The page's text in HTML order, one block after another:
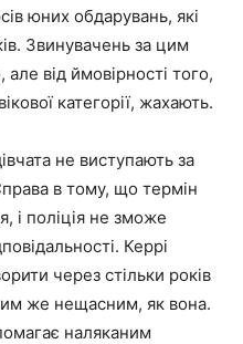
юних обдарувань, які
Звинувачень за цим
від ймовірності того,
категорії, жахають.
не виступають за
в тому, що термін
і поліція не зможе
Керрі
через стільки років
же нещасним, як вона.
наляканим